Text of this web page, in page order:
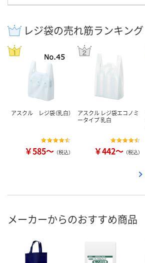
レジ袋の売れ筋ランキング
アスクル レジ袋（乳白）
￥585～ （税込）
アスクル レジ袋エコノミ
ータイプ 乳白
￥442～ （税込）
メーカーからのおすすめ商品